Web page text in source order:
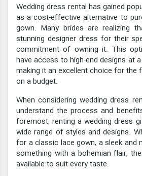
Wedding dress rental has gained
as a cost-effective alternative to
gown. Many brides are realizing
stunning designer dress for their
commitment of owning it. This
have access to high-end designs at
making it an excellent choice for the
on a budget.
When considering wedding dress
understand the process and
foremost, renting a wedding dress
wide range of styles and designs.
for a classic lace gown, a sleek and
something with a bohemian flair,
available to suit every taste.